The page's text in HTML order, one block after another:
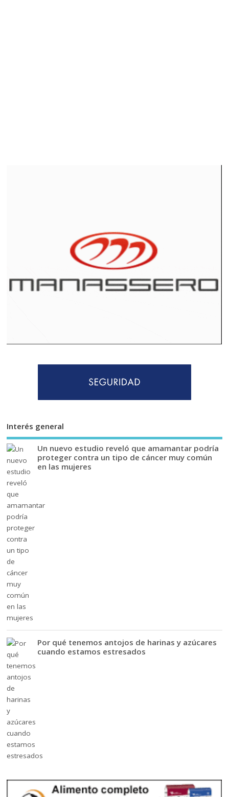
Interés general
Un nuevo estudio reveló que amamantar podría
proteger contra un tipo de cáncer muy común
en las mujeres
Por qué tenemos antojos de harinas y azúcares
cuando estamos estresados